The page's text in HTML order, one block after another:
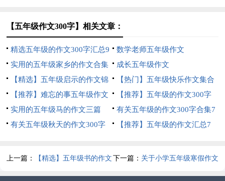
【五年级作文300字】相关文章：
精选五年级的作文300字汇总9
篇
数学老师五年级作文
实用的五年级家乡的作文合集
6篇
成长五年级作文
【精选】五年级启示的作文锦
集八篇
【热门】五年级快乐作文集合
八篇
【推荐】难忘的事五年级作文
汇总九篇
【推荐】五年级的作文300字
集锦九篇
实用的五年级马的作文三篇
有关五年级的作文300字合集7
篇
有关五年级秋天的作文300字
【推荐】五年级的作文汇总7
上一篇： 【精选】五年级书的作文
300字汇编九篇
下一篇： 关于小学五年级寒假作文
汇总五篇